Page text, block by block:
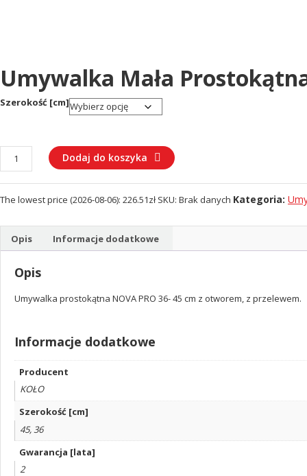
Umywalka Mała
Szerokość [cm]
ilość
Umywalka
mała
prostokątna
Dodaj do koszyka
The lowest price (2026-08-06): 226.51zł SKU: Brak danych Kategoria:
Opis Informacje dodatkowe
Opis
Umywalka prostokątna NOVA PRO 36- 45 cm z otworem, z przelewem.
Informacje dodatkowe
Producent
KOŁO
Szerokość [cm]
45, 36
Gwarancja [lata]
2